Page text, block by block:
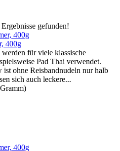
gefunden!
400g
für viele klassische
Pad Thai verwendet.
ohne Reisbandnudeln nur halb
sich auch leckere...